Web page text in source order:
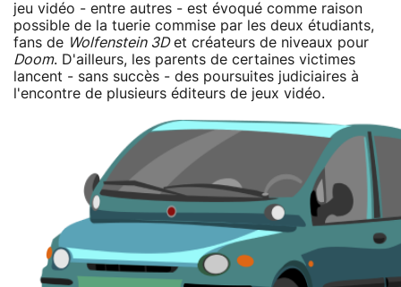
jeu vidéo - entre autres - est évoqué comme raison
possible de la tuerie commise par les deux étudiants,
fans de Wolfenstein 3Det créateurs de niveaux pour
Doom. D'ailleurs, les parents de certaines victimes
lancent - sans succès - des poursuites judiciaires à
l'encontre de plusieurs éditeurs de jeux vidéo.